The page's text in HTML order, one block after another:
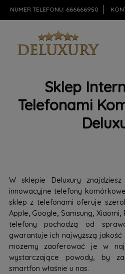
NUMER TELEFONU: 666666950
Sklep
Telefonami
W sklepie Deluxury
innowacyjne telefony
sklep z telefonami oferuje
Apple, Google, Samsung,
telefony pochodzą od
gwarantuje ich najwyższą
możemy zaoferować je w
wystarczające powody, by
smartfon właśnie u nas.